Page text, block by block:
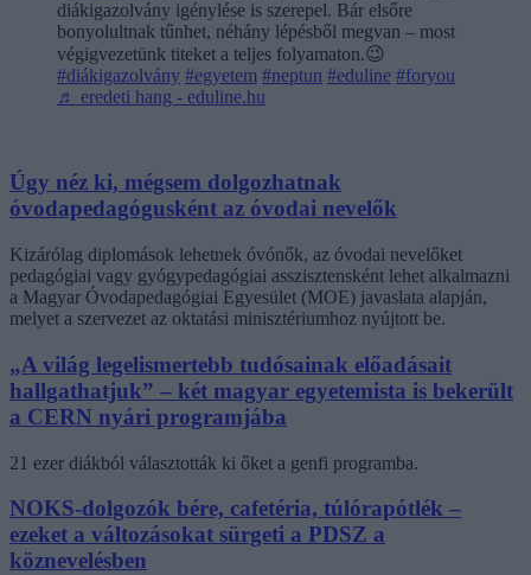
diákigazolvány igénylése is szerepel. Bár elsőre
bonyolultnak tűnhet, néhány lépésből megvan – most
végigvezetünk titeket a teljes folyamaton.😉
#diákigazolvány #egyetem #neptun #eduline #foryou
♬ eredeti hang - eduline.hu
Úgy néz ki, mégsem dolgozhatnak
óvodapedagógusként az óvodai nevelők
Kizárólag diplomások lehetnek óvónők, az óvodai nevelőket
pedagógiai vagy gyógypedagógiai asszisztensként lehet alkalmazni
a Magyar Óvodapedagógiai Egyesület (MOE) javaslata alapján,
melyet a szervezet az oktatási minisztériumhoz nyújtott be.
„A világ legelismertebb tudósainak előadásait
hallgathatjuk” – két magyar egyetemista is bekerült
a CERN nyári programjába
21 ezer diákból választották ki őket a genfi programba.
NOKS-dolgozók bére, cafetéria, túlórapótlék –
ezeket a változásokat sürgeti a PDSZ a
köznevelésben